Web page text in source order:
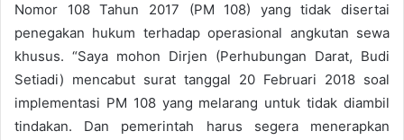
Nomor 108 Tahun 2017 (PM 108) yang tidak disertai
penegakan hukum terhadap operasional angkutan sewa
khusus. “Saya mohon Dirjen (Perhubungan Darat, Budi
Setiadi) mencabut surat tanggal 20 Februari 2018 soal
implementasi PM 108 yang melarang untuk tidak diambil
tindakan. Dan pemerintah harus segera menerapkan